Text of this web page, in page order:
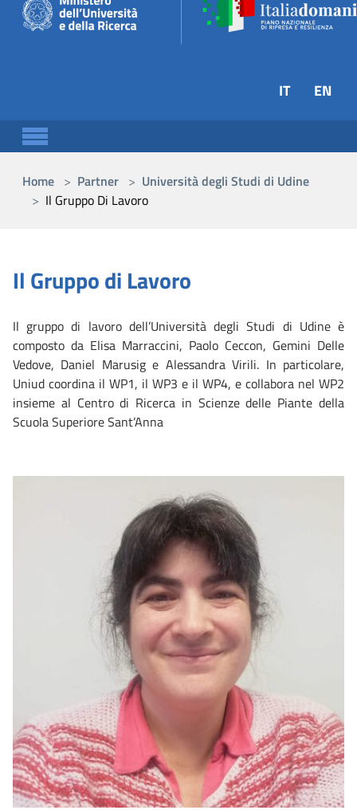
Skip to main content
IT EN
Home
Partner
Università degli Studi di Udine
Il Gruppo Di Lavoro
Il Gruppo di Lavoro
Il gruppo di lavoro dell’Università degli Studi di Udine è
composto da Elisa Marraccini, Paolo Ceccon, Gemini Delle
Vedove, Daniel Marusig e Alessandra Virili. In particolare,
Uniud coordina il WP1, il WP3 e il WP4, e collabora nel WP2
insieme al Centro di Ricerca in Scienze delle Piante della
Scuola Superiore Sant’Anna